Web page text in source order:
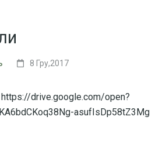
8 Гру,2017
drive.google.com/open?
asufIsDp58tZ3Mg